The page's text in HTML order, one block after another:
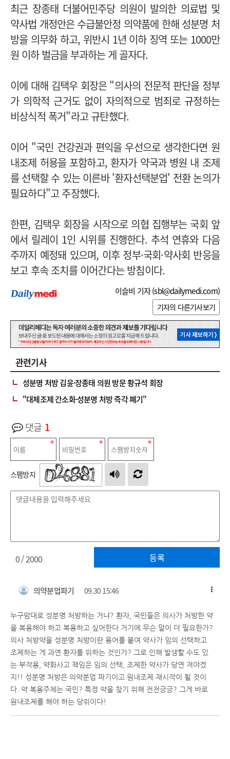
최근 장종태 더불어민주당 의원이 발의한 의료법 및
약사법 개정안은 수급불안정 의약품에 한해 성분명 처
방을 의무화 하고, 위반시 1년 이하 징역 또는 1000만
원 이하 벌금을 부과하는 게 골자다.
이에 대해 김택우 회장은 "의사의 전문적 판단을 정부
가 의학적 근거도 없이 자의적으로 범죄로 규정하는
비상식적 폭거"라고 규탄했다.
이어 "국민 건강권과 편익을 우선으로 생각한다면 원
내조제 허용을 포함하고, 환자가 약국과 병원 내 조제
를 선택할 수 있는 이른바 '환자선택분업' 전환 논의가
필요하다"고 주장했다.
한편, 김택우 회장을 시작으로 의협 집행부는 국회 앞
에서 릴레이 1인 시위를 진행한다. 추석 연휴와 다음
주까지 예정돼 있으며, 이후 정부·국회·약사회 반응을
보고 후속 조치를 이어간다는 방침이다.
이슬비 기자 (sbl@dailymedi.com)
기자의 다른기사보기
관련기사
성분명 처방 김윤·장종태 의원 방문 황규석 회장
"대체조제 간소화·성분명 처방 즉각 폐기"
댓글 1
스팸방지
등록
0/ 2000
의약분업파기 09.30 15:46
누구맘대로 성분명 처방하는 거냐? 환자, 국민들은 의사가 처방한 약
을 복용해야 하고 복용하고 싶어한다 거기에 무슨 말이 더 필요한가?
의사 처방약을 성분명 처방이란 용어를 붙여 약사가 임의 선택하고
조제하는 게 과연 환자를 위하는 것인가? 그로 인해 발생할 수도 있
는 부작용, 약화사고 책임은 임의 선택, 조제한 약사가 당연 져야겠
지!! 성분명 처방은 의약분업 파기이고 원내조제 재시작이 될 것이
다. 약 복용주체는 국민? 특정 약을 찾기 위해 전전긍긍? 그게 바로
원내조제를 해야 하는 당위이다!